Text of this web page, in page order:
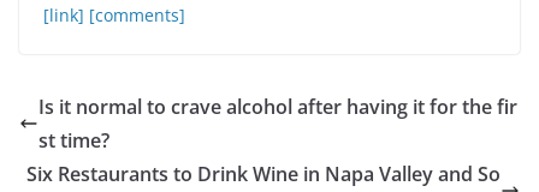
[link] [comments]
Is it normal to crave alcohol after having it for the fir
st time?
Six Restaurants to Drink Wine in Napa Valley and So